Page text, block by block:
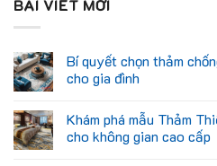
BÀI VIẾT MỚI
Bí quyết chọn thảm
cho gia đình
Khám phá mẫu Thảm
cho không gian cao cấp